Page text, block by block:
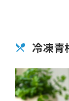
冷凍青